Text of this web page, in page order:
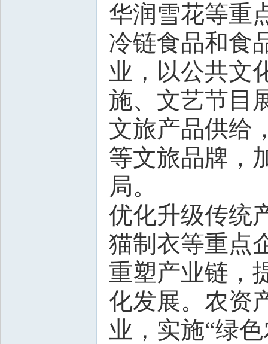
华润雪花等重
冷链食品和食
业，以公共文
施、文艺节目
文旅产品供给
等文旅品牌，
局。
优化升级传统
猫制衣等重点
重塑产业链，
化发展。农资
业，实施“绿